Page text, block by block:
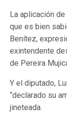
La aplicación
que es bien
Benítez,
exintendente
de Pereira
Y el diputado,
“declarado su
jineteada.